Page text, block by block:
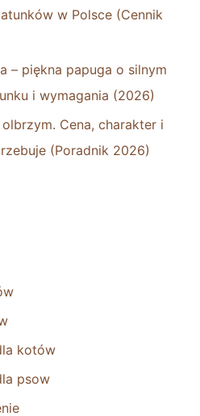
w Polsce (Cennik
– piękna papuga o silnym
i wymagania (2026)
Cena, charakter i
(Poradnik 2026)
kotów
psow